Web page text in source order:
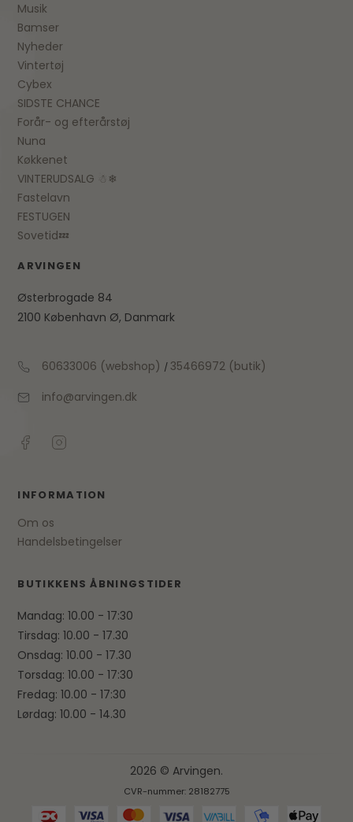
Musik
Bamser
Nyheder
Vintertøj
Cybex
SIDSTE CHANCE
Forår- og efterårstøj
Nuna
Køkkenet
VINTERUDSALG ☃❄
Fastelavn
FESTUGEN
Sovetid💤
ARVINGEN
Østerbrogade 84
2100 København Ø, Danmark
60633006 (webshop) / 35466972 (butik)
info@arvingen.dk
INFORMATION
Om os
Handelsbetingelser
BUTIKKENS ÅBNINGSTIDER
Mandag: 10.00 - 17:30
Tirsdag: 10.00 - 17.30
Onsdag: 10.00 - 17.30
Torsdag: 10.00 - 17:30
Fredag: 10.00 - 17:30
Lørdag: 10.00 - 14.30
2026 © Arvingen.
CVR-nummer: 28182775